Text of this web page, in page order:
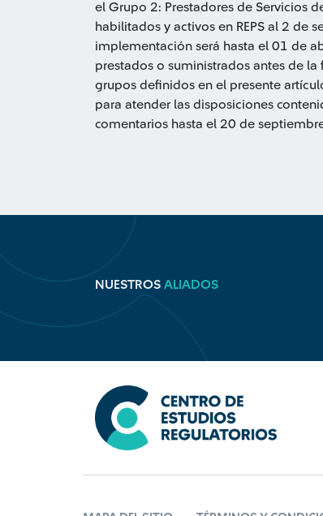
el Grupo 2: Prestadores de Servicios
habilitados y activos en REPS al 2
implementación será hasta el 01 de
prestados o suministrados antes de
grupos definidos en el presente
para atender las disposiciones
comentarios hasta el 20 de
NUESTROS ALIADOS